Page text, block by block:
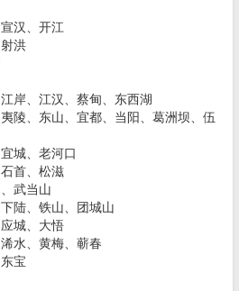
汉、开江
洪
岸、江汉、蔡甸、东西湖
陵、东山、宜都、当阳、葛洲坝、伍
城、老河口
首、松滋
武当山
陆、铁山、团城山
城、大悟
水、黄梅、蕲春
宝